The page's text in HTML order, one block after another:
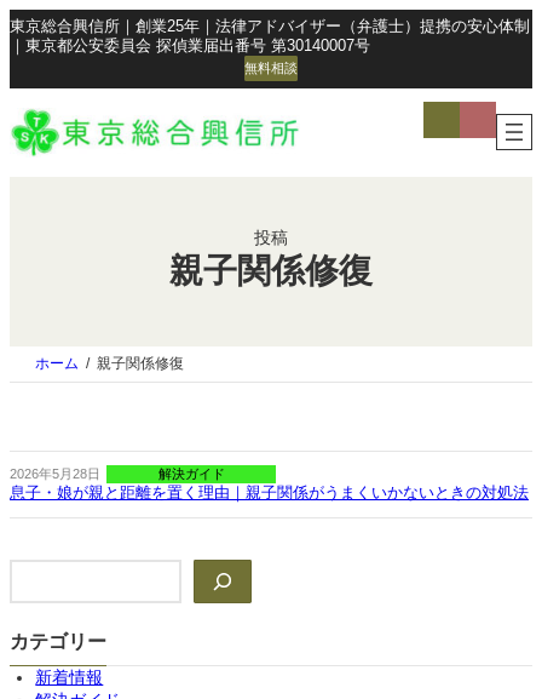
東京総合興信所｜創業25年｜法律アドバイザー（弁護士）提携の安心体制
｜東京都公安委員会 探偵業届出番号 第30140007号
無料相談
コ
コ
投稿
親子関係修復
ホーム 親子関係修復
2026年5月28日 解決ガイド
息子・娘が親と距離を置く理由｜親子関係がうまくいかないときの対処法
カテゴリー
新着情報